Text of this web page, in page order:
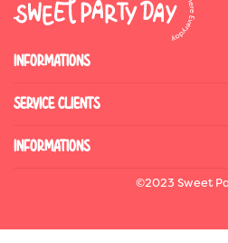
INFORMATIONS
SERVICE CLIENTS
INFORMATIONS
©2023 Sweet